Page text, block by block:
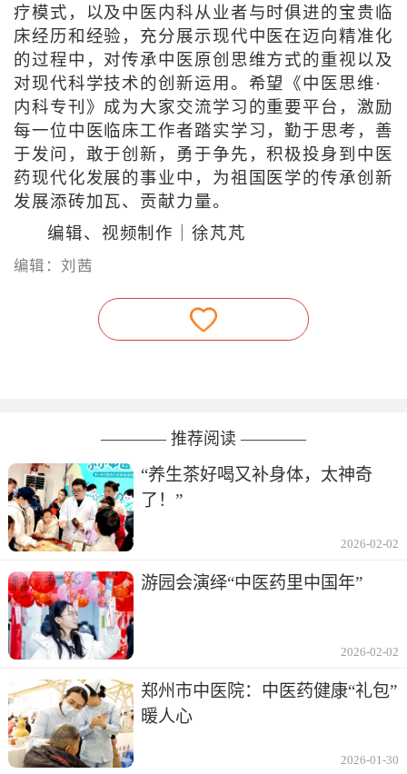
疗模式，以及中医内科从业者与时俱进的宝贵临
床经历和经验，充分展示现代中医在迈向精准化
的过程中，对传承中医原创思维方式的重视以及
对现代科学技术的创新运用。希望《中医思维·
内科专刊》成为大家交流学习的重要平台，激励
每一位中医临床工作者踏实学习，勤于思考，善
于发问，敢于创新，勇于争先，积极投身到中医
药现代化发展的事业中，为祖国医学的传承创新
发展添砖加瓦、贡献力量。
编辑、视频制作｜徐芃芃
编辑：刘茜
———— 推荐阅读 ————
“养生茶好喝又补身体，太神奇
了！”
2026-02-02
游园会演绎“中医药里中国年”
2026-02-02
郑州市中医院：中医药健康“礼包”
暖人心
2026-01-30